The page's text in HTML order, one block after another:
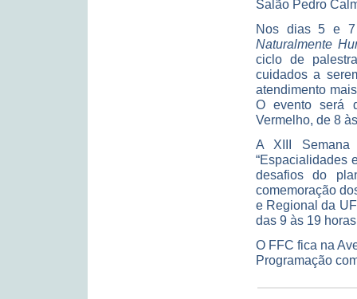
Salão Pedro
Nos dias 5 e 7
Naturalmente
ciclo de
cuidados a
atendimento
O evento será
Vermelho, de 8
A XIII
“Espacialidades
desafios do
comemoração
e Regional da
das 9 às 19
O FFC fica na
Programação